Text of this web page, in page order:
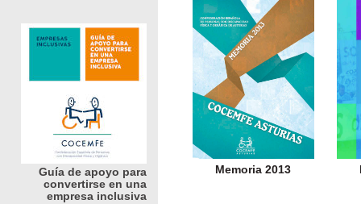
Guía de apoyo para
convertirse en una
empresa inclusiva
Memoria 2013